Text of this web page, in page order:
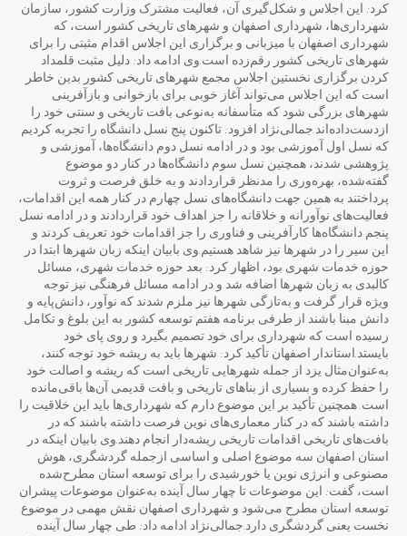
کرد: این اجلاس و شکل‌گیری آن، فعالیت مشترک وزارت کشور، سازمان
شهرداری‌ها، شهرداری اصفهان و شهرهای تاریخی کشور است، که
شهرداری اصفهان با میزبانی و برگزاری این اجلاس اقدام مثبتی را برای
شهرهای تاریخی کشور رقم‌زده است.وی ادامه داد: دلیل مثبت قلمداد
کردن برگزاری نخستین اجلاس مجمع شهرهای تاریخی کشور بدین خاطر
است که این اجلاس می‌تواند آغاز خوبی برای بازخوانی و بازآفرینی
شهرهای بزرگی شود که متأسفانه به‌نوعی بافت تاریخی و سنتی خود را
ازدست‌داده‌اند.جمالی‌نژاد افزود: تاکنون پنج نسل دانشگاه را تجربه کردیم
که نسل اول آموزشی بود و در ادامه نسل دوم دانشگاه‌ها، آموزشی و
پژوهشی شدند، همچنین نسل سوم دانشگاه‌ها در کنار دو موضوع
گفته‌شده، بهره‌وری را مدنظر قراردادند و به خلق فرصت و ثروت
پرداختند به همین جهت دانشگاه‌های نسل چهارم در کنار همه این اقدامات،
فعالیت‌های نوآورانه و خلاقانه را جز اهداف خود قراردادند و در ادامه نسل
پنجم دانشگاه‌ها کارآفرینی و فناوری را جز اقدامات خود تعریف کردند و
این سیر را در شهرها نیز شاهد هستیم.وی بابیان اینکه زبان شهرها ابتدا در
حوزه خدمات شهری بود، اظهار کرد: بعد حوزه خدمات شهری، مسائل
کالبدی به زبان شهرها اضافه شد و در ادامه مسائل فرهنگی نیز توجه
ویژه قرار گرفت و به‌تازگی شهرها نیز ملزم شدند که نوآور، دانش‌پایه و
دانش مبنا باشند از طرفی برنامه هفتم توسعه کشور به این بلوغ و تکامل
رسیده است که شهرداری برای خود تصمیم بگیرد و روی پای خود
بایستد.استاندار اصفهان تأکید کرد: شهرها باید به ریشه خود توجه کنند،
به‌عنوان‌مثال یزد از جمله شهرهایی تاریخی است که ریشه و اصالت خود
را حفظ کرده و بسیاری از بناهای تاریخی و بافت قدیمی آن‌ها باقی‌مانده
است. همچنین تأکید بر این موضوع دارم که شهرداری‌ها باید این خلاقیت را
داشته باشند که در کنار معماری‌های نوین فرصت داشته باشند که در
بافت‌های تاریخی اقدامات تاریخی ریشه‌دار انجام دهند.وی بابیان اینکه در
استان اصفهان سه موضوع اصلی و اساسی ازجمله گردشگری، هوش
مصنوعی و انرژی نوین یا خورشیدی را برای توسعه استان مطرح‌شده
است، گفت: این موضوعات تا چهار سال آینده به‌عنوان موضوعات پیشران
توسعه استان مطرح می‌شود و شهرداری اصفهان نقش مهمی در موضوع
نخست یعنی گردشگری دارد.جمالی‌نژاد ادامه داد: طی چهار سال آینده